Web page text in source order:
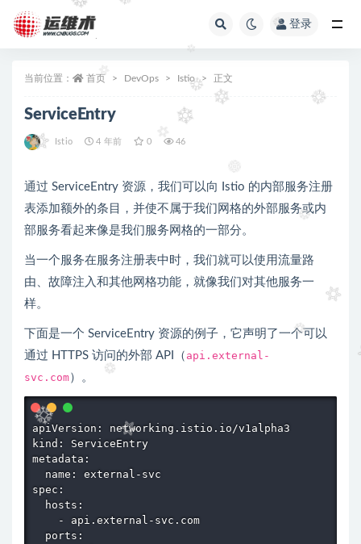
登录
当前位置： 首页 DevOps Istio 正文
ServiceEntry
Istio 4 年前 0 46
通过 ServiceEntry 资源，我们可以向 Istio 的内部服务注册
表添加额外的条目，并使不属于我们网格的外部服务或内
部服务看起来像是我们服务网格的一部分。
当一个服务在服务注册表中时，我们就可以使用流量路
由、故障注入和其他网格功能，就像我们对其他服务一
样。
下面是一个 ServiceEntry 资源的例子，它声明了一个可以
通过 HTTPS 访问的外部 API（ api.external-
svc.com）。
apiVersion: networking.istio.io/v1alpha3
kind: ServiceEntry
metadata:
  name: external-svc
spec:
  hosts:
    - api.external-svc.com
  ports: